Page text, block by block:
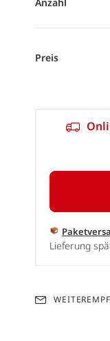
Preis
Lieferung